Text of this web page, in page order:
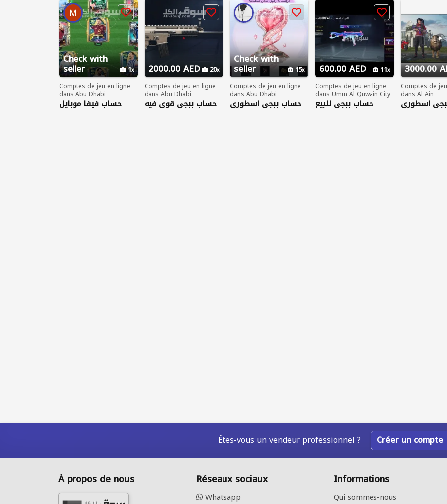
Check with
seller 1
Comptes de jeu en ligne
dans Abu Dhabi
حساب فيفا موبايل
للبيع
2000.00 AED 20
Comptes de jeu en ligne
dans Abu Dhabi
حساب ببجي قوي فيه
امفور مومياء مطورة
Check with
seller 15
Comptes de jeu en ligne
dans Abu Dhabi
حساب ببجي اسطوري
600.00 AED 11
Comptes de jeu en ligne
dans Umm Al Quwain City
حساب ببجي للبيع
3000.00
Comptes de
dans Al Ain
اسطوري
لفل 86
Êtes-vous un vendeur professionnel ? Créer un compte
À propos de nous Réseaux sociaux
Whatsapp
Informations
Qui sommes-nous